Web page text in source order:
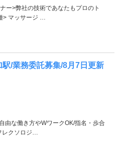
ー>弊社の技術であなたもプロのト
> マッサージ …
/業務委託募集/8月7日更新
由な働き方やWワークOK/指名・歩合
クソロジ…